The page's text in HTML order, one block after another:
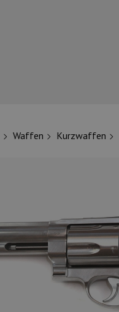
Waffen Kurzwaffen